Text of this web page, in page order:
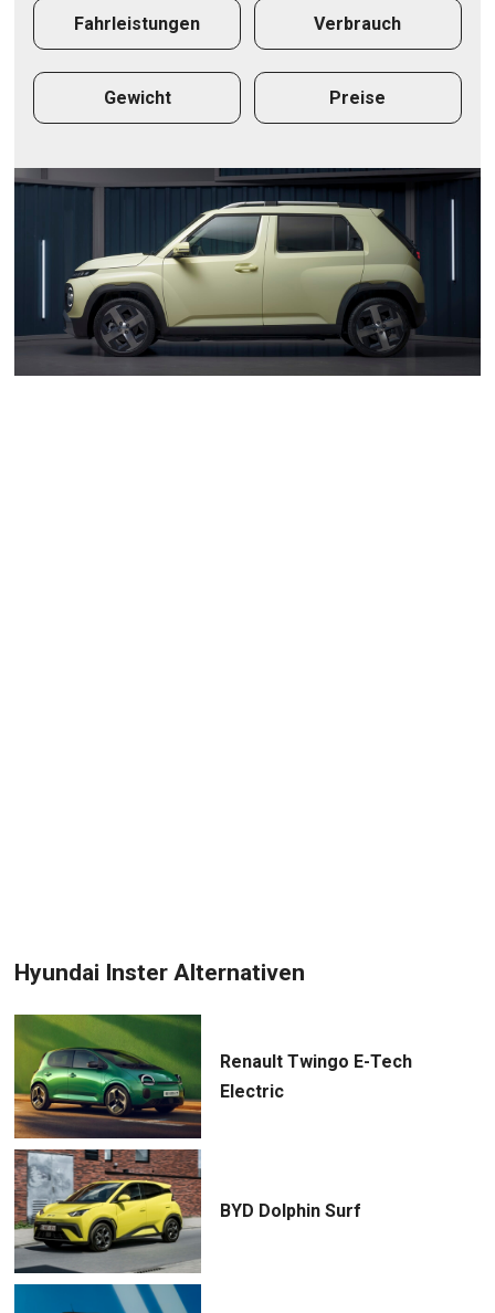
Fahrleistungen Verbrauch
Gewicht Preise
Hyundai Inster Alternativen
Renault Twingo E-Tech
Electric
BYD Dolphin Surf